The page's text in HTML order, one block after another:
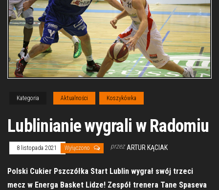
Kategoria Aktualności Koszykówka
Lublinianie wygrali w Radomiu
8 listopada 2021 Wyłączono przez ARTUR KĄCIAK
Polski Cukier Pszczółka Start Lublin wygrał swój trzeci
mecz w Energa Basket Lidze! Zespół trenera Tane Spaseva